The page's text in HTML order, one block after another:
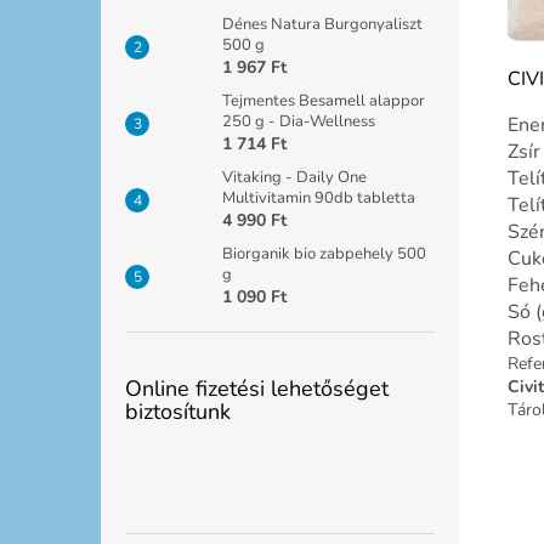
Dénes Natura Burgonyaliszt
500 g
1 967 Ft
Tejmentes Besamell alappor
250 g - Dia-Wellness
1 714 Ft
Vitaking - Daily One
Multivitamin 90db tabletta
4 990 Ft
Biorganik bio zabpehely 500
g
1 090 Ft
Online fizetési lehetőséget
biztosítunk
Só